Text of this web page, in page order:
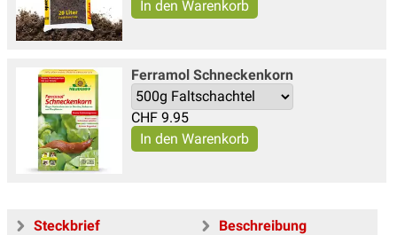
Ferramol Schneckenkorn
CHF 9.95
Steckbrief
Beschreibung